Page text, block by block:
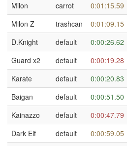
Milon carrot 0:01:15.59
Milon Z
trashcan 0:01:09.15
D.Knight
default 0:00:26.62
Guard x2
default 0:00:19.28
Karate
default 0:00:20.83
Baigan
default 0:00:51.50
Kainazzo
default 0:00:47.79
Dark Elf
default 0:00:59.05